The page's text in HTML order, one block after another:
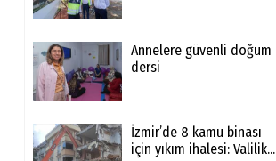
Annelere güvenli doğum
dersi
İzmir’de 8 kamu binası
için yıkım ihalesi: Valilik...